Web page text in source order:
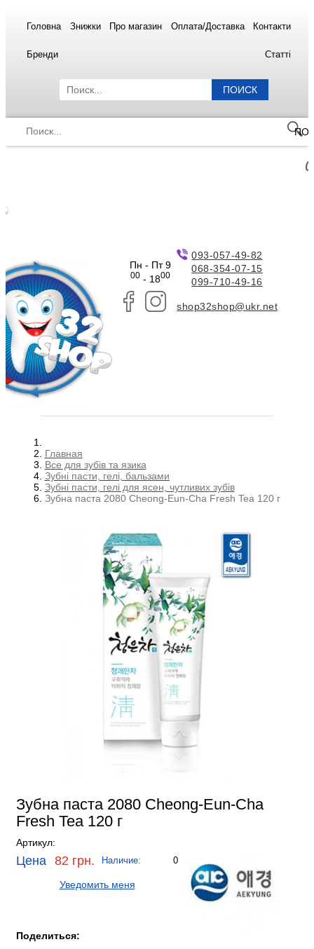
Головна Знижки Про магазин Оплата/Доставка Контакти
Бренди Статті
ПОИСК
Пн - Пт 9
00- 1800
093-057-49-82
068-354-07-15
099-710-49-16
shop32shop@ukr.net
Главная
Все для зубів та язика
Зубні пасти, гелі, бальзами
Зубні пасти, гелі для ясен, чутливих зубів
Зубна паста 2080 Cheong-Eun-Cha Fresh Tea 120 г
Зубна паста 2080 Cheong-Eun-Cha
Fresh Tea 120 г
Артикул:
Цена 82 грн. Наличие: 0
Уведомить меня
Поделиться: